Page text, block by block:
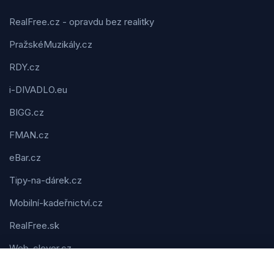
RealFree.cz - opravdu bez realitky
PražskéMuzikály.cz
RDY.cz
i-DIVADLO.eu
BIGG.cz
FMAN.cz
eBar.cz
Tipy-na-dárek.cz
Mobilní-kadeřnictví.cz
RealFree.sk
Web-clever.cz